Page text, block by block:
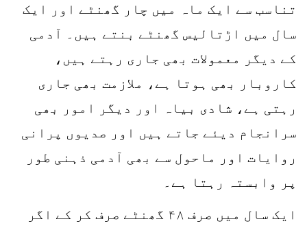
تناسب سے ایک ماہ میں چار گھنٹے اور ایک
سال میں اڑتالیس گھنٹے بنتے ہیں۔ آدمی
کے دیگر معمولات بھی جاری رہتے ہیں،
کاروبار بھی ہوتا ہے، ملازمت بھی جاری
رہتی ہے، شادی بیاہ اور دیگر امور بھی
سرانجام دیئے جاتے ہیں اور صدیوں پرانی
روایات اور ماحول سے بھی آدمی ذہنی طور
پر وابستہ رہتا ہے۔
ایک سال میں صرف ۴۸ گھنٹے صرف کر کے اگر